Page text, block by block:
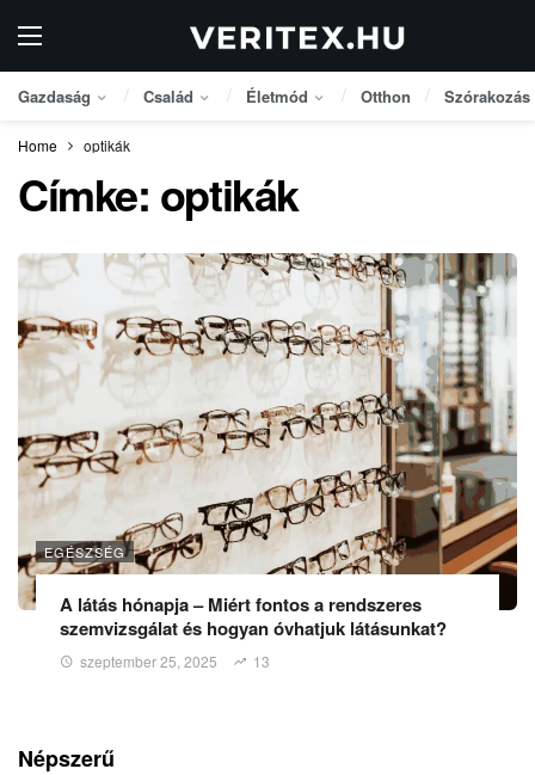
Gazdaság Család Életmód Otthon Szórakozás
Home optikák
Címke: optikák
EGÉSZSÉG
A látás hónapja – Miért fontos a rendszeres
szemvizsgálat és hogyan óvhatjuk látásunkat?
szeptember 25, 2025 13
Népszerű